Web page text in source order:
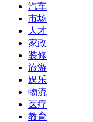
汽车
市场
人才
家政
装修
旅游
娱乐
物流
医疗
教育